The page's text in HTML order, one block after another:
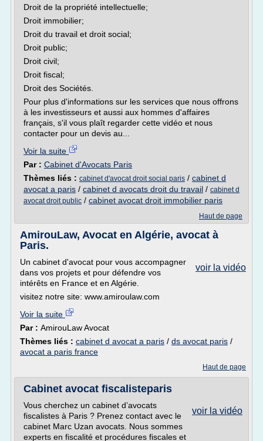
Droit de la propriété intellectuelle;
Droit immobilier;
Droit du travail et droit social;
Droit public;
Droit civil;
Droit fiscal;
Droit des Sociétés.
Pour plus d'informations sur les services que nous offrons
à les investisseurs et aussi aux hommes d'affaires
français, s'il vous plaît regarder cette vidéo et nous
contacter pour un devis au...
Voir la suite
Par : Cabinet d'Avocats Paris
Thèmes liés : cabinet d'avocat droit social paris / cabinet d
avocat a paris / cabinet d avocats droit du travail / cabinet d
avocat droit public / cabinet avocat droit immobilier paris
Haut de page
AmirouLaw, Avocat en Algérie, avocat à
Paris.
voir la vidéo
Un cabinet d'avocat pour vous accompagner
dans vos projets et pour défendre vos
intérêts en France et en Algérie.
visitez notre site: www.amiroulaw.com
Voir la suite
Par : AmirouLaw Avocat
Thèmes liés : cabinet d avocat a paris / ds avocat paris /
avocat a paris france
Haut de page
Cabinet avocat fiscalisteparis
voir la vidéo
Vous cherchez un cabinet d’avocats
fiscalistes à Paris ? Prenez contact avec le
cabinet Marc Uzan avocats. Nous sommes
experts en fiscalité et procédures fiscales et